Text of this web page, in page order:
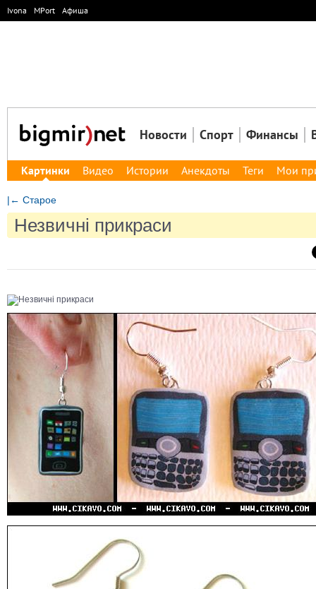
Ivona MPort Афиша
Новости Спорт Финансы
Картинки Видео Истории Анекдоты Теги Мои
|← Старое
Незвичні прикраси